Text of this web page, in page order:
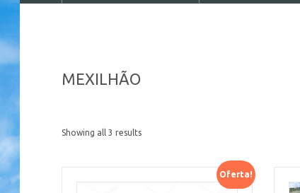
MEXILHÃO
Showing all 3 results
Oferta!